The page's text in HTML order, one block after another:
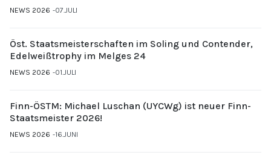
NEWS 2026 07.JULI
Öst. Staatsmeisterschaften im Soling und Contender,
Edelweißtrophy im Melges 24
NEWS 2026 01.JULI
Finn-ÖSTM: Michael Luschan (UYCWg) ist neuer Finn-
Staatsmeister 2026!
NEWS 2026 16.JUNI